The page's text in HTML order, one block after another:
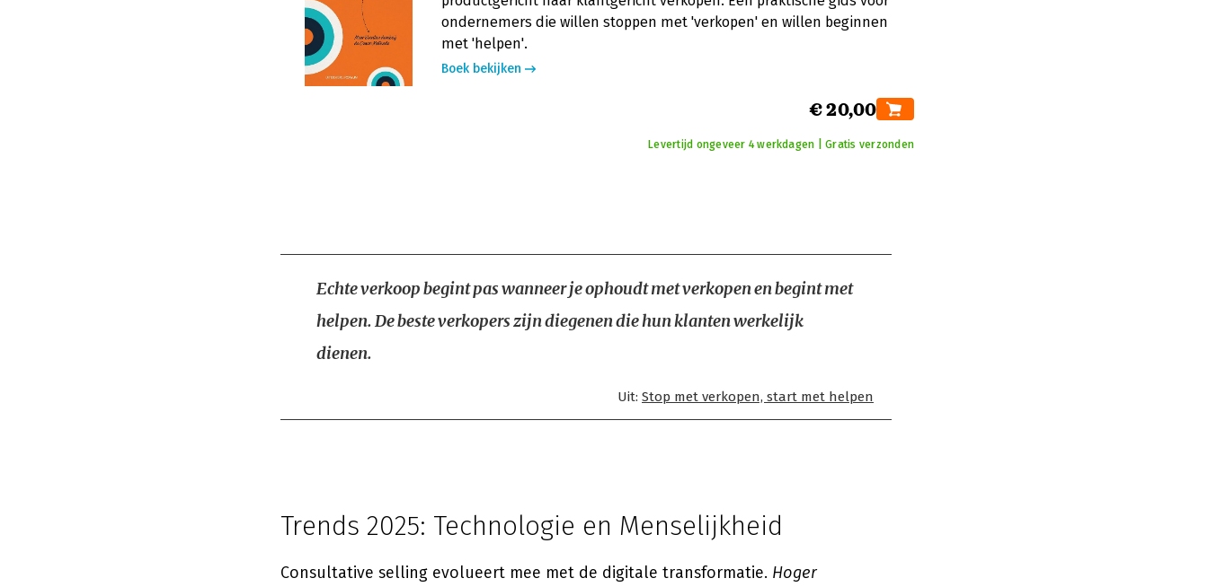
ondernemers die willen stoppen met 'verkopen' en willen beginnen
met 'helpen'.
Boek bekijken
€ 20,00
Levertijd ongeveer 4 werkdagen | Gratis verzonden
Echte verkoop begint pas wanneer je ophoudt met verkopen en begint met
helpen. De beste verkopers zijn diegenen die hun klanten werkelijk
dienen.
Uit: Stop met verkopen, start met helpen
Trends 2025: Technologie en Menselijkheid
Consultative selling evolueert mee met de digitale transformatie. Hoger